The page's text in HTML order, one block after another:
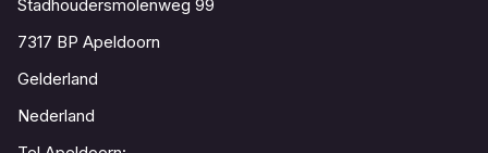
Stadhoudersmolenweg 99
7317 BP Apeldoorn
Gelderland
Nederland